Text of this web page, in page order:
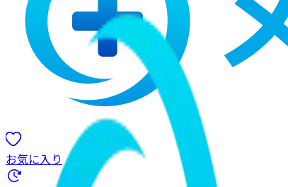
お気に入り